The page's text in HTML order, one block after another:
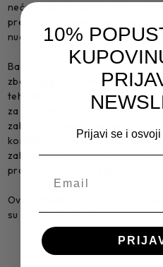
neće smatrati odgovorim za
pretrpi zbog nemogućnosti da
nudi Vebsajt.
Barbosa može prekinuti u
zbog njegovog održavanja,
tehničkog razloga i iz
za bilo kakvu štetu koju pretrpi
zabraniti pristup korisniku ako
korišćenja Vebsajta suprotan
zakonima ili se njegovim
prava Barbosi ili trećih lica.
Ove odredbe ni na koji način
su utvrđena zakonom.
10%
Prijavi se i